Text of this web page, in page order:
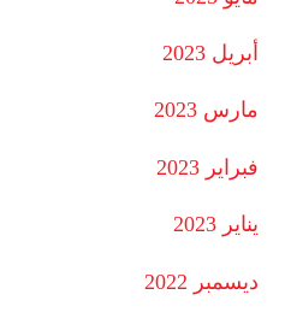
أبريل 2023
مارس 2023
فبراير 2023
يناير 2023
ديسمبر 2022